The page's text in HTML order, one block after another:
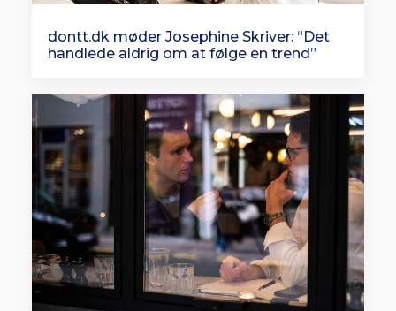
dontt.dk møder Josephine Skriver: “Det
handlede aldrig om at følge en trend”